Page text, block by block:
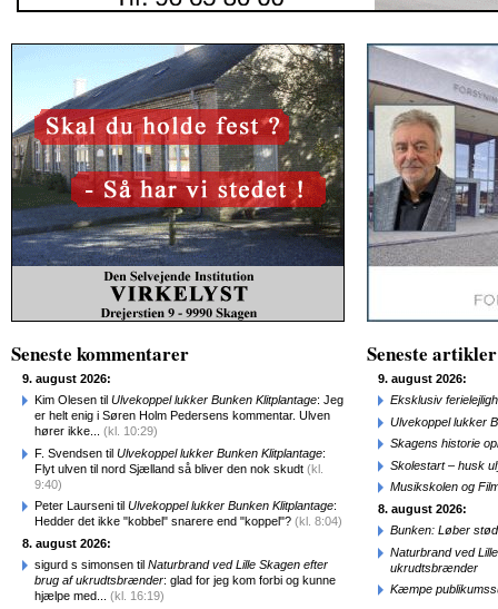
Seneste kommentarer
9. august 2026:
Kim Olesen til Ulvekoppel lukker Bunken Klitplantage: Jeg
er helt enig i Søren Holm Pedersens kommentar. Ulven
hører ikke... (kl. 10:29)
F. Svendsen til Ulvekoppel lukker Bunken Klitplantage:
Flyt ulven til nord Sjælland så bliver den nok skudt (kl.
9:40)
Peter Laurseni til Ulvekoppel lukker Bunken Klitplantage:
Hedder det ikke "kobbel" snarere end "koppel"? (kl. 8:04)
8. august 2026:
sigurd s simonsen til Naturbrand ved Lille Skagen efter
brug af ukrudtsbrænder: glad for jeg kom forbi og kunne
hjælpe med... (kl. 16:19)
Seneste artikler
9. august 2026:
Eksklusiv
Ulvekoppel lukker
Skagens historie
Skolestart – husk
Musikskolen og
8. august 2026:
Bunken: Løber
Naturbrand ved
ukrudtsbrænder
Kæmpe